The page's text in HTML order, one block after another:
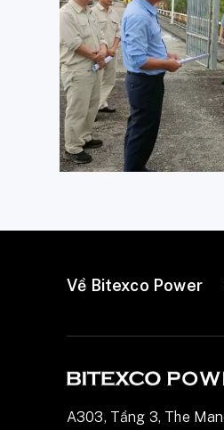
Về Bitexco Power
A303, Tầng 3, The